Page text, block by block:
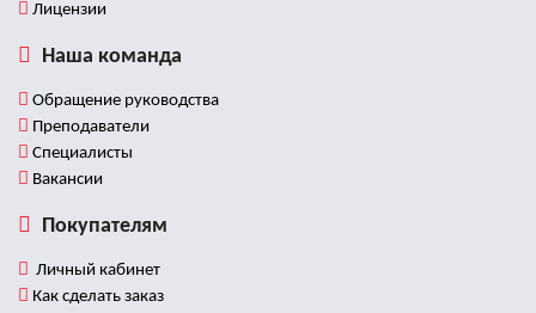
Лицензии
Наша команда
Обращение руководства
Преподаватели
Специалисты
Вакансии
Покупателям
Личный кабинет
Как сделать заказ